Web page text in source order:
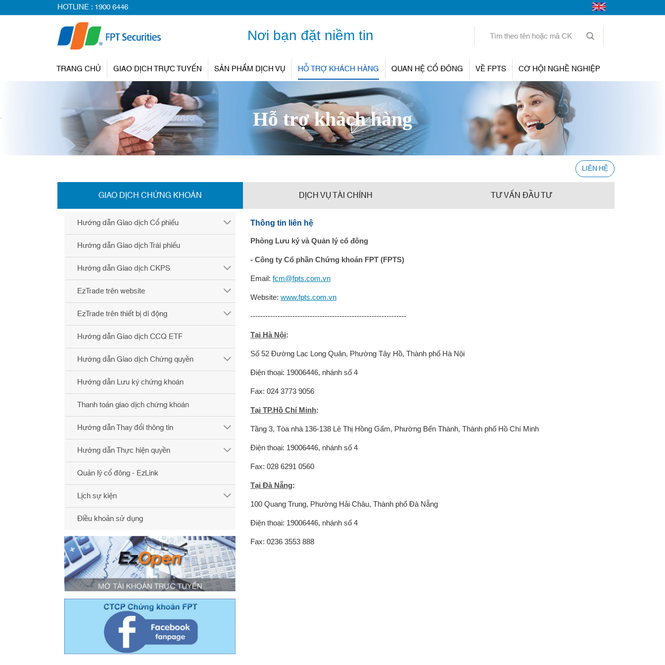
HOTLINE :1900 6446
Nơi bạn đặt niềm tin
TRANG CHỦ GIAO DỊCH TRỰC TUYẾN SẢN PHẨM DỊCH VỤ HỖ TRỢ KHÁCH HÀNG QUAN HỆ CỔ ĐÔNG VỀ FPTS CƠ HỘI NGHỀ NGHIỆP
Hỗ trợ khách hàng
LIÊN HỆ
GIAO DỊCH CHỨNG KHOÁN DỊCH VỤ TÀI CHÍNH TƯ VẤN ĐẦU TƯ
Hướng dẫn Giao dịch Cổ phiếu
Hướng dẫn Giao dịch Trái phiếu
Hướng dẫn Giao dịch CKPS
EzTrade trên website
EzTrade trên thiết bị di động
Hướng dẫn Giao dịch CCQ ETF
Hướng dẫn Giao dịch Chứng quyền
Hướng dẫn Lưu ký chứng khoán
Thanh toán giao dịch chứng khoán
Hướng dẫn Thay đổi thông tin
Hướng dẫn Thực hiện quyền
Quản lý cổ đông - EzLink
Lịch sự kiện
Điều khoản sử dụng
Thông tin liên hệ
Phòng Lưu ký và Quản lý cổ đông
- Công ty Cổ phần Chứng khoán FPT (FPTS)
Email: fcm@fpts.com.vn
Website: www.fpts.com.vn
---------------------------------------------------------------
Tại Hà Nội:
Số 52 Đường Lạc Long Quân, Phường Tây Hồ, Thành phố Hà Nội
Điện thoại: 19006446, nhánh số 4
Fax: 024 3773 9056
Tại TP.Hồ Chí Minh:
Tầng 3, Tòa nhà 136-138 Lê Thị Hồng Gấm, Phường Bến Thành, Thành phố Hồ Chí Minh
Điện thoại: 19006446, nhánh số 4
Fax: 028 6291 0560
Tại Đà Nẵng:
100 Quang Trung, Phường Hải Châu, Thành phố Đà Nẵng
Điện thoại: 19006446, nhánh số 4
Fax: 0236 3553 888